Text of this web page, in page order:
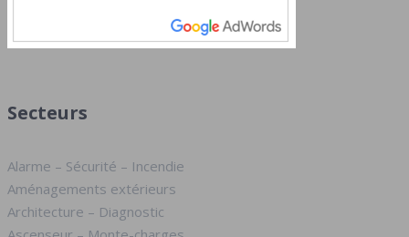
Secteurs
Alarme – Sécurité – Incendie
Aménagements extérieurs
Architecture – Diagnostic